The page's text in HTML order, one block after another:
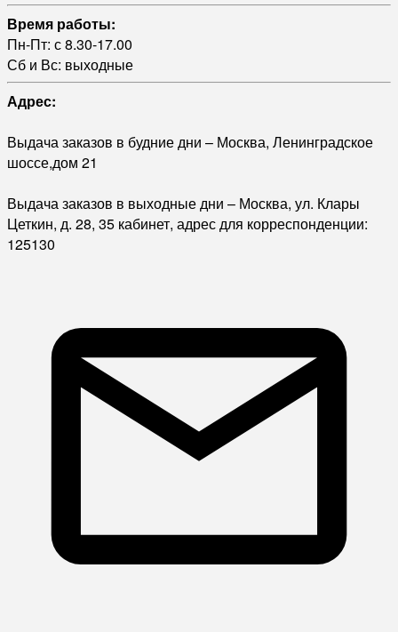
Время работы:
Пн-Пт: с 8.30-17.00
Сб и Вс: выходные
Адрес:
Выдача заказов в будние дни – Москва, Ленинградское
шоссе,дом 21
Выдача заказов в выходные дни – Москва, ул. Клары
Цеткин, д. 28, 35 кабинет, адрес для корреспонденции:
125130